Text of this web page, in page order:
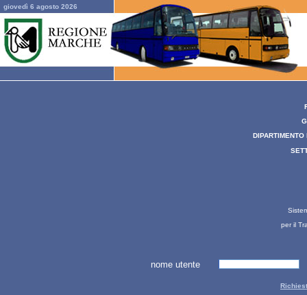
giovedì 6 agosto 2026
DIPARTIMENTO
per il
nome utente